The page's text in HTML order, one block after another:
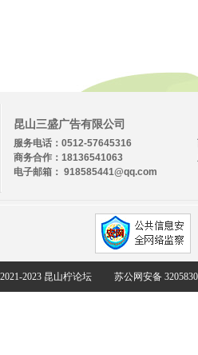
昆山三盛广告有限公司
服务电话：0512-57645316
商务合作：18136541063
电子邮箱： 918585441@qq.com
2021-2023 昆山柠论坛 苏公网安备